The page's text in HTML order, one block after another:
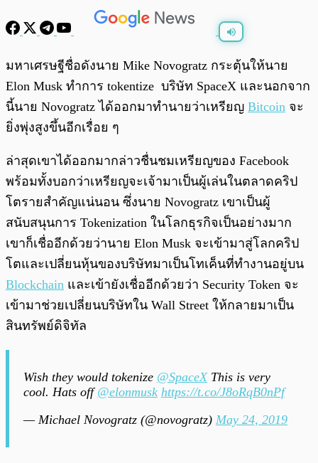
พร้อมเล่น 0:00 /
มหาเศรษฐีชื่อดังนาย Mike Novogratz กระตุ้นให้นาย
Elon Musk ทำการ tokentize บริษัท SpaceX และนอกจาก
นี้นาย Novogratz ได้ออกมาทำนายว่าเหรียญ Bitcoin จะ
ยิ่งพุ่งสูงขึ้นอีกเรื่อย ๆ
ล่าสุดเขาได้ออกมากล่าวชื่นชมเหรียญของ Facebook
พร้อมทั้งบอกว่าเหรียญจะเจ้ามาเป็นผู้เล่นในตลาดคริป
โตรายสำคัญแน่นอน ซึ่งนาย Novogratz เขาเป็นผู้
สนับสนุนการ Tokenization ในโลกธุรกิจเป็นอย่างมาก
เขาก็เชื่ออีกด้วยว่านาย Elon Musk จะเข้ามาสู่โลกคริป
โตและเปลี่ยนหุ้นของบริษัทมาเป็นโทเค็นที่ทำงานอยู่บน
Blockchain และเข้ายังเชื่ออีกด้วยว่า Security Token จะ
เข้ามาช่วยเปลี่ยนบริษัทใน Wall Street ให้กลายมาเป็น
สินทรัพย์ดิจิทัล
Wish they would tokenize @SpaceXThis is very
cool. Hats off @elonmusk https://t.co/J8oRqB0nPf
— Michael Novogratz (@novogratz) May 24, 2019